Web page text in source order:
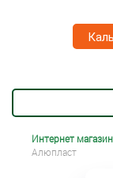
Интернет
Алюпласт